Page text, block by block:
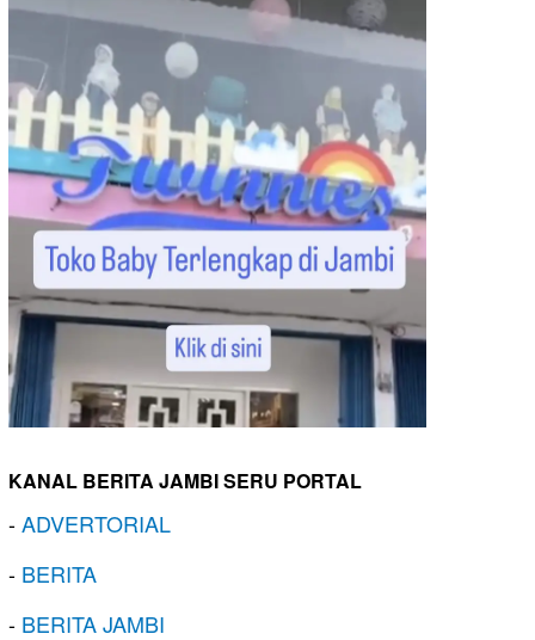
KANAL BERITA JAMBI SERU PORTAL
-ADVERTORIAL
- BERITA
- BERITA JAMBI